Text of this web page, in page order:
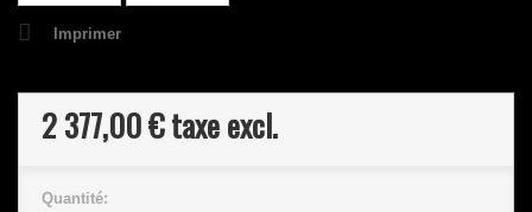
Imprimer
2 377,00 €taxe excl.
Quantité: